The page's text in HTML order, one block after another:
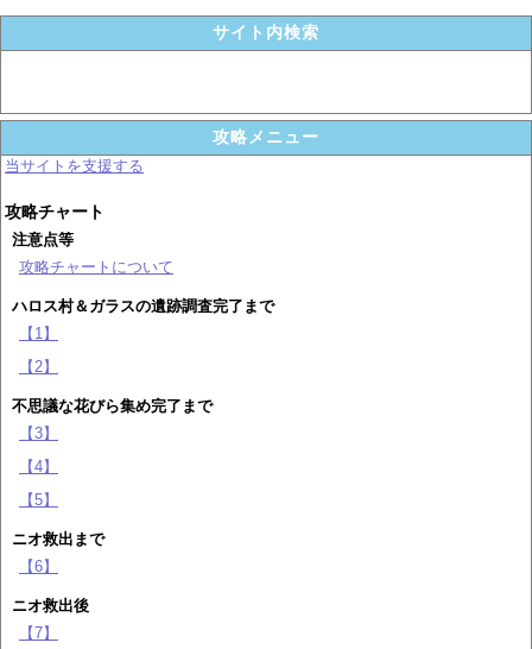
サイト内検索
攻略メニュー
当サイトを支援する
攻略チャート
注意点等
攻略チャートについて
ハロス村＆ガラスの遺跡調査完了まで
【1】
【2】
不思議な花びら集め完了まで
【3】
【4】
【5】
ニオ救出まで
【6】
ニオ救出後
【7】